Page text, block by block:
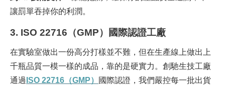
讓罰單吞掉你的利潤。
3. ISO 22716 （GMP）國際認證工廠
在實驗室做出一份高分打樣並不難，但在生產線上做出上
千瓶品質一模一樣的成品，靠的是硬實力。創馳生技工廠
通過 ISO 22716 （GMP）
國際認證，我們嚴控每一批出貨